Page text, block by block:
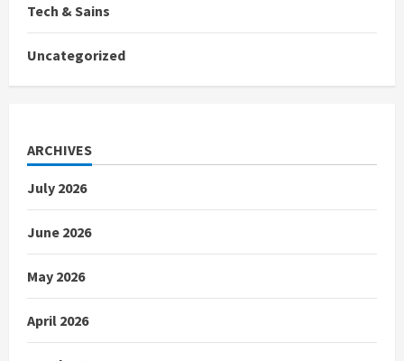
Tech & Sains
Uncategorized
ARCHIVES
July 2026
June 2026
May 2026
April 2026